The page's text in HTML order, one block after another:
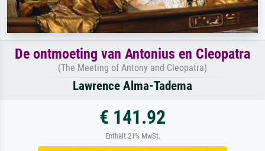
De ontmoeting van Antonius en Cleopatra
(The Meeting of Antony and Cleopatra)
Lawrence Alma-Tadema
€ 141.92
Enthält 21% MwSt.